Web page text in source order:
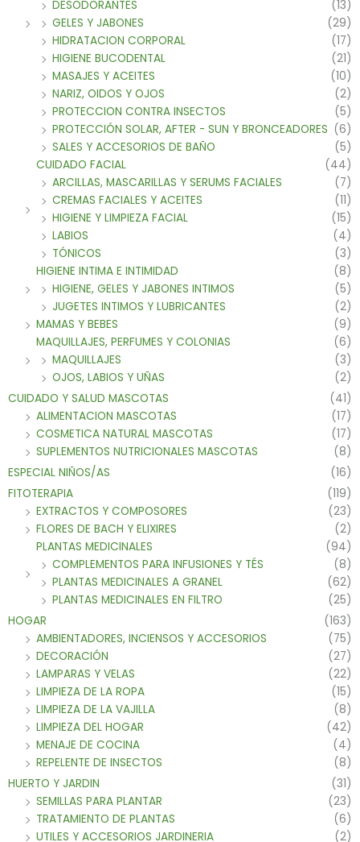
DESODORANTES
(13)
GELES Y JABONES
(29)
HIDRATACION CORPORAL
(17)
HIGIENE BUCODENTAL
(21)
MASAJES Y ACEITES
(10)
NARIZ, OIDOS Y OJOS
(2)
PROTECCION CONTRA INSECTOS
(5)
PROTECCIÓN SOLAR, AFTER - SUN Y BRONCEADORES (6)
SALES Y ACCESORIOS DE BAÑO
(5)
CUIDADO FACIAL
(44)
ARCILLAS, MASCARILLAS Y SERUMS FACIALES
(7)
CREMAS FACIALES Y ACEITES
(11)
HIGIENE Y LIMPIEZA FACIAL
(15)
LABIOS
(4)
TÓNICOS
(3)
HIGIENE INTIMA E INTIMIDAD
(8)
HIGIENE, GELES Y JABONES INTIMOS
(5)
JUGETES INTIMOS Y LUBRICANTES
(2)
MAMAS Y BEBES
(9)
MAQUILLAJES, PERFUMES Y COLONIAS
(6)
MAQUILLAJES
(3)
OJOS, LABIOS Y UÑAS
(2)
CUIDADO Y SALUD MASCOTAS
(41)
ALIMENTACION MASCOTAS
(17)
COSMETICA NATURAL MASCOTAS
(17)
SUPLEMENTOS NUTRICIONALES MASCOTAS
(8)
ESPECIAL NIÑOS/AS
(16)
FITOTERAPIA
(119)
EXTRACTOS Y COMPOSORES
(23)
FLORES DE BACH Y ELIXIRES
(2)
PLANTAS MEDICINALES
(94)
COMPLEMENTOS PARA INFUSIONES Y TÉS
(8)
PLANTAS MEDICINALES A GRANEL
(62)
PLANTAS MEDICINALES EN FILTRO
(25)
HOGAR
(163)
AMBIENTADORES, INCIENSOS Y ACCESORIOS
(75)
DECORACIÓN
(27)
LAMPARAS Y VELAS
(22)
LIMPIEZA DE LA ROPA
(15)
LIMPIEZA DE LA VAJILLA
(8)
LIMPIEZA DEL HOGAR
(42)
MENAJE DE COCINA
(4)
REPELENTE DE INSECTOS
(8)
HUERTO Y JARDIN
(31)
SEMILLAS PARA PLANTAR
(23)
TRATAMIENTO DE PLANTAS
(6)
UTILES Y ACCESORIOS JARDINERIA
(2)